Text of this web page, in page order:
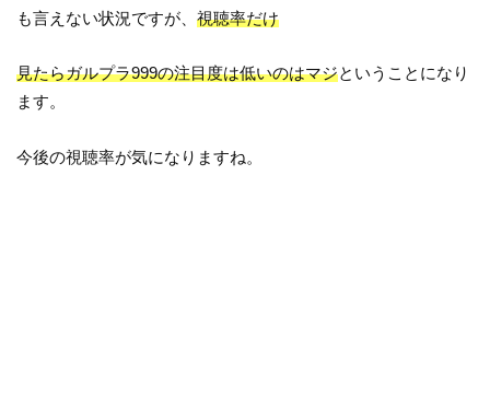
も言えない状況ですが、視聴率だけ
見たらガルプラ999の注目度は低いのはマジということになり
ます。
今後の視聴率が気になりますね。